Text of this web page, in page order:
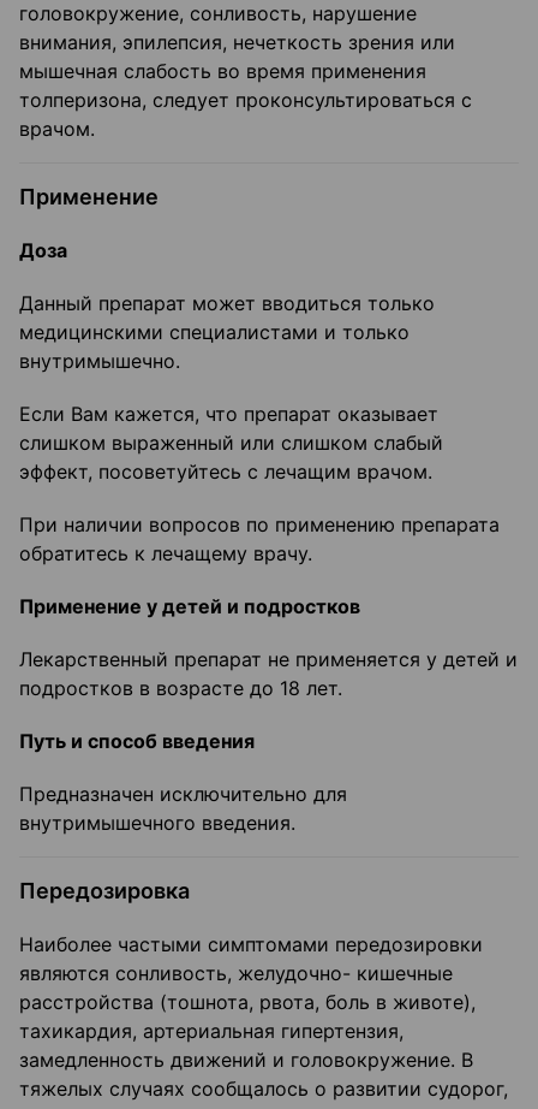
головокружение, сонливость, нарушение
внимания, эпилепсия, нечеткость зрения или
мышечная слабость во время применения
толперизона, следует проконсультироваться с
врачом.
Применение
Доза
Данный препарат может вводиться только
медицинскими специалистами и только
внутримышечно.
Если Вам кажется, что препарат оказывает
слишком выраженный или слишком слабый
эффект, посоветуйтесь с лечащим врачом.
При наличии вопросов по применению препарата
обратитесь к лечащему врачу.
Применение у детей и подростков
Лекарственный препарат не применяется у детей и
подростков в возрасте до 18 лет.
Путь и способ введения
Предназначен исключительно для
внутримышечного введения.
Передозировка
Наиболее частыми симптомами передозировки
являются сонливость, желудочно- кишечные
расстройства (тошнота, рвота, боль в животе),
тахикардия, артериальная гипертензия,
замедленность движений и головокружение. В
тяжелых случаях сообщалось о развитии судорог,